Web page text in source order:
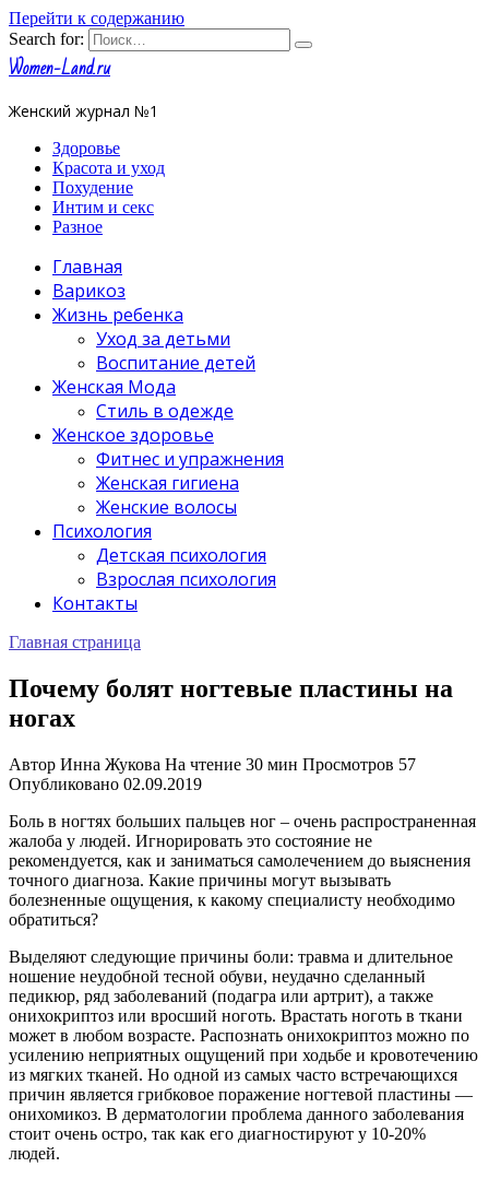
Перейти к содержанию
Search for:
Women-Land.ru
Женский журнал №1
Здоровье
Красота и уход
Похудение
Интим и секс
Разное
Главная
Варикоз
Жизнь ребенка
Уход за детьми
Воспитание детей
Женская Мода
Стиль в одежде
Женское здоровье
Фитнес и упражнения
Женская гигиена
Женские волосы
Психология
Детская психология
Взрослая психология
Контакты
Главная страница
Почему болят ногтевые пластины на
ногах
Автор Инна Жукова На чтение 30 мин Просмотров 57
Опубликовано 02.09.2019
Боль в ногтях больших пальцев ног – очень распространенная
жалоба у людей. Игнорировать это состояние не
рекомендуется, как и заниматься самолечением до выяснения
точного диагноза. Какие причины могут вызывать
болезненные ощущения, к какому специалисту необходимо
обратиться?
Выделяют следующие причины боли: травма и длительное
ношение неудобной тесной обуви, неудачно сделанный
педикюр, ряд заболеваний (подагра или артрит), а также
онихокриптоз или вросший ноготь. Врастать ноготь в ткани
может в любом возрасте. Распознать онихокриптоз можно по
усилению неприятных ощущений при ходьбе и кровотечению
из мягких тканей. Но одной из самых часто встречающихся
причин является грибковое поражение ногтевой пластины —
онихомикоз. В дерматологии проблема данного заболевания
стоит очень остро, так как его диагностируют у 10-20%
людей.